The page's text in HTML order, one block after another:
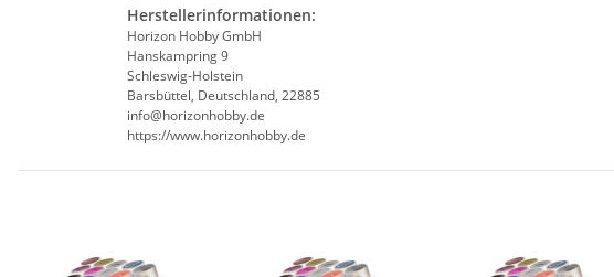
Herstellerinformationen:
Horizon Hobby GmbH
Hanskampring 9
Schleswig-Holstein
Barsbüttel, Deutschland, 22885
info@horizonhobby.de
https://www.horizonhobby.de